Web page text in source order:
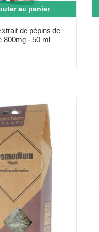
au panier
de pépins de
800mg - 50 ml